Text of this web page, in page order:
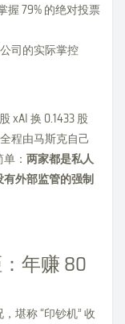
握 79% 的绝对投票
司的实际掌控
xAI 换 0.1433 股
程由马斯克自己
： 两家都是私人
外部监管的强制
年赚 80
堪称 “印钞机” 收